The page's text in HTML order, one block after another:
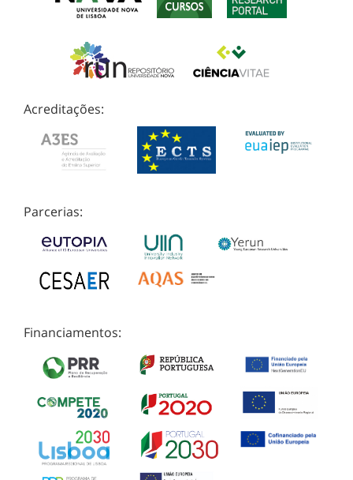
Acreditações:
Parcerias:
Financiamentos: